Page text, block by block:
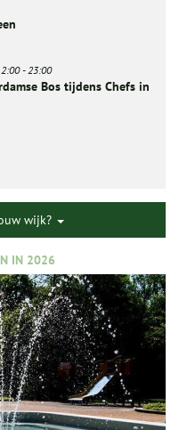
-23:00
Bos tijdens Chefs in
wijk?
IN 2026